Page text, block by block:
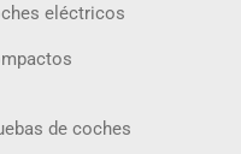
eléctricos
de coches